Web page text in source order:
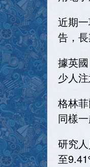
近期
告，
據英
少人
格林
同樣
研究
至